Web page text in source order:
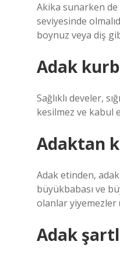
Akika sunarken
seviyesinde
boynuz veya diş
Adak
Sağlıklı develer,
kesilmez ve kabul
Adaktan
Adak etinden,
büyükbabası ve
olanlar yiyemezler
Adak